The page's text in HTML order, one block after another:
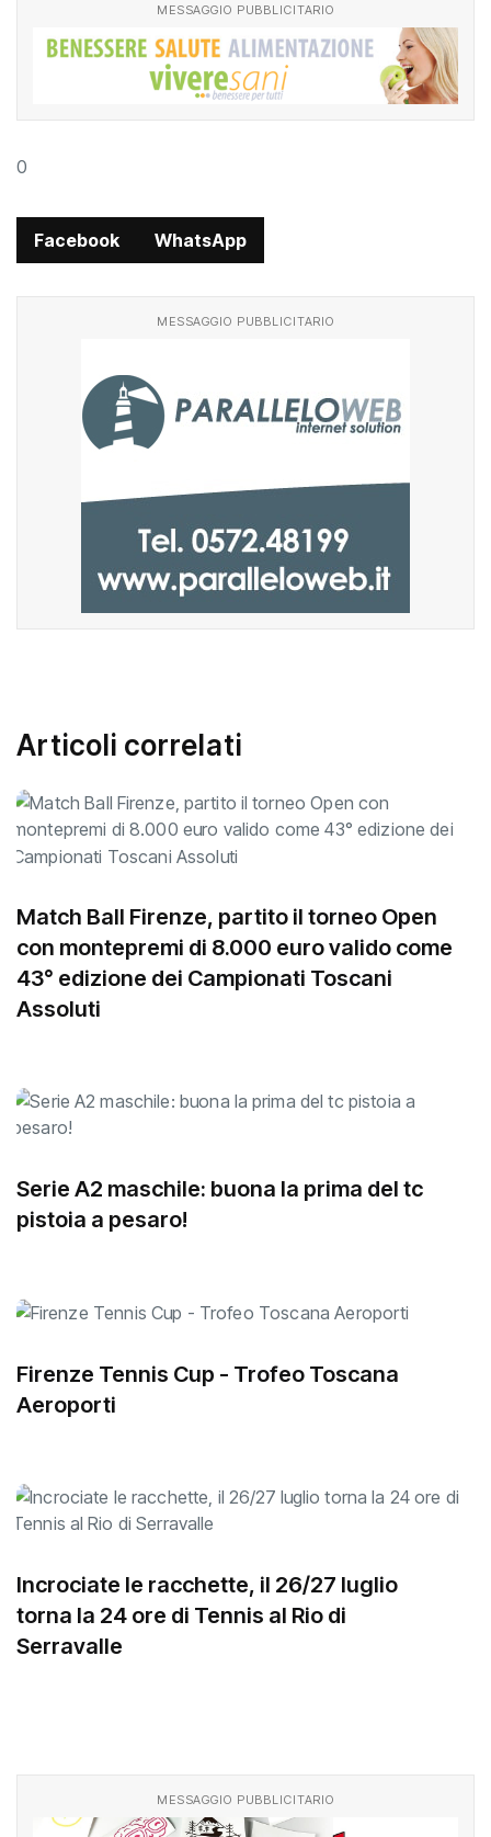
MESSAGGIO PUBBLICITARIO
0
Facebook WhatsApp
MESSAGGIO PUBBLICITARIO
Articoli correlati
Match Ball Firenze, partito il torneo Open
con montepremi di 8.000 euro valido come
43° edizione dei Campionati Toscani
Assoluti
Serie A2 maschile: buona la prima del tc
pistoia a pesaro!
Firenze Tennis Cup - Trofeo Toscana
Aeroporti
Incrociate le racchette, il 26/27 luglio
torna la 24 ore di Tennis al Rio di
Serravalle
MESSAGGIO PUBBLICITARIO